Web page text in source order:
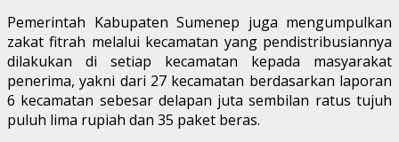
Pemerintah Kabupaten Sumenep juga mengumpulkan
zakat fitrah melalui kecamatan yang pendistribusiannya
dilakukan di setiap kecamatan kepada masyarakat
penerima, yakni dari 27 kecamatan berdasarkan laporan
6 kecamatan sebesar delapan juta sembilan ratus tujuh
puluh lima rupiah dan 35 paket beras.